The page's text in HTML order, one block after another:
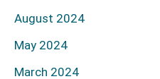
August 2024
May 2024
March 2024